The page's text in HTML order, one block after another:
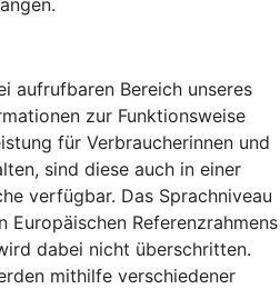
aufrufbaren Bereich unseres
zur Funktionsweise
für Verbraucherinnen und
sind diese auch in einer
verfügbar. Das Sprachniveau
Europäischen Referenzrahmens
dabei nicht überschritten.
mithilfe verschiedener